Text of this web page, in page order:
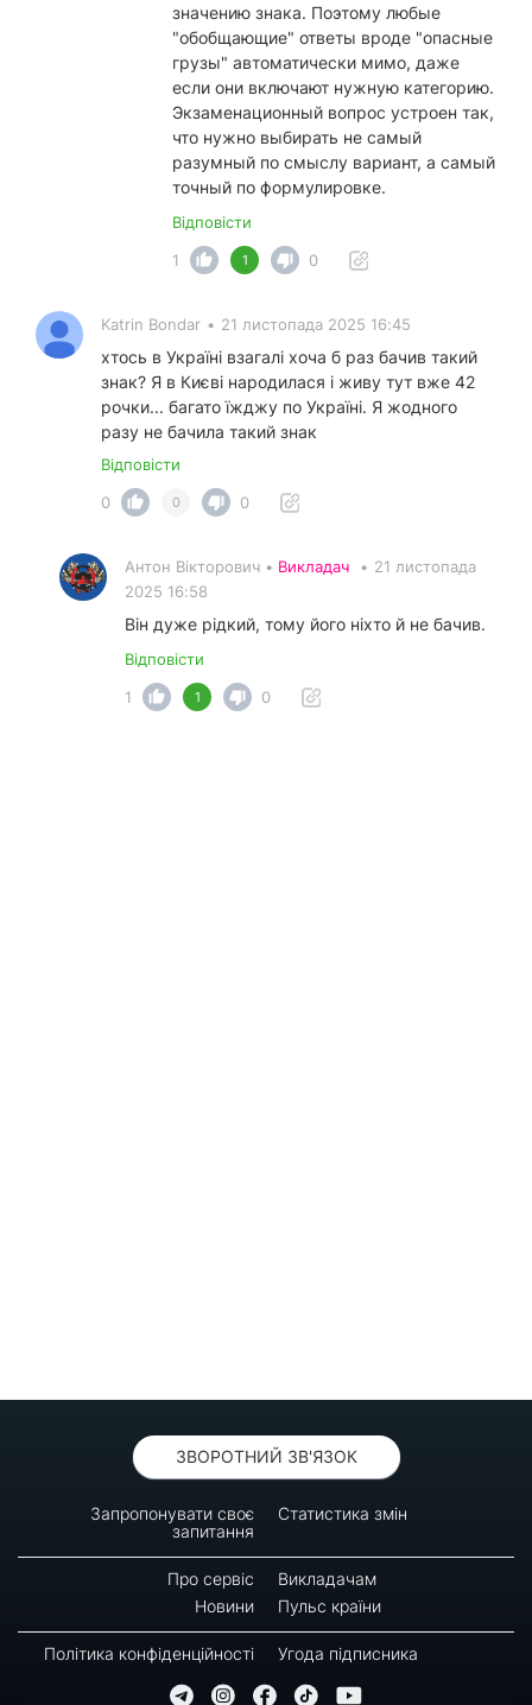
значению знака. Поэтому любые
"обобщающие" ответы вроде "опасные
грузы" автоматически мимо, даже
если они включают нужную категорию.
Экзаменационный вопрос устроен так,
что нужно выбирать не самый
разумный по смыслу вариант, а самый
точный по формулировке.
Відповісти
1
1 0
Katrin Bondar • 21 листопада 2025 16:45
хтось в Україні взагалі хоча б раз бачив такий
знак? Я в Києві народилася і живу тут вже 42
рочки... багато їжджу по Україні. Я жодного
разу не бачила такий знак
Відповісти
0
0 0
Антон Вікторович • Викладач • 21 листопада
2025 16:58
Він дуже рідкий, тому його ніхто й не бачив.
Відповісти
1
1 0
ЗВОРОТНИЙ ЗВ'ЯЗОК
Запропонувати своє
запитання
Статистика змін
Про сервіс
Викладачам
Новини
Пульс країни
Політика конфіденційності Угода підписника